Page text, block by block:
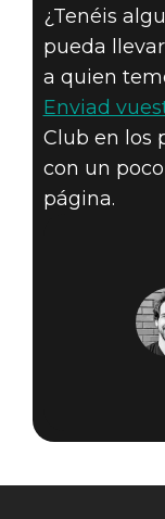
¿Tenéis
pueda
a quien
Enviad
Club en los
con un
página.